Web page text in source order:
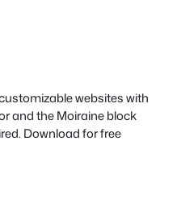
websites with
and the Moiraine block
Download for free